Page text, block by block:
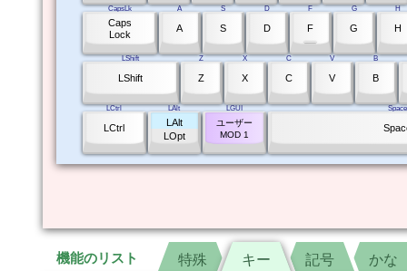
Caps
Lock
A S D F G H
LShift Z X C V B
LCtrl
ユーザー
MOD 1
LAlt
LOpt
CapsLk A S D F G H
LShift Z X C V B
LCtrl LGUI
LAlt Space
機能のリスト 特殊 キー 記号 かな
特殊 キー 記号 かな